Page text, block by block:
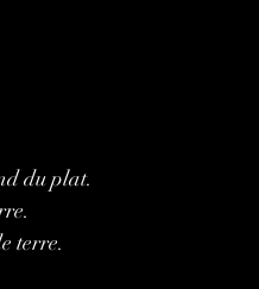
du plat.
terre.